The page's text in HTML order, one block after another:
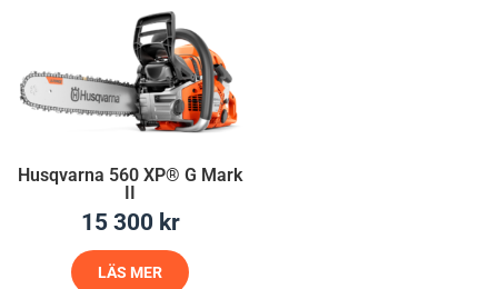
Husqvarna 560 XP® G Mark
15 300 kr
LÄS MER